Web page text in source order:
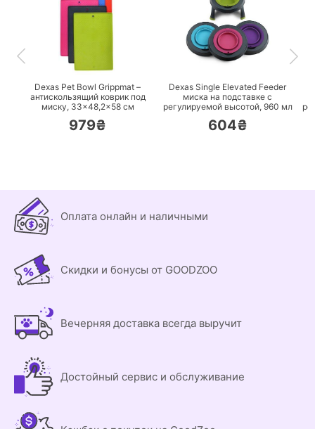
ПЕРЕЙТИ
Dexas Pet Bowl Grippmat –
антискользящий коврик под
миску, 33×48,2×58 см
979₴
ПЕРЕЙТИ
Dexas Single Elevated Feeder
миска на подставке с
регулируемой высотой, 960 мл
604₴
Оплата онлайн и наличными
Скидки и бонусы от GOODZOO
Вечерняя доставка всегда выручит
Достойный сервис и обслуживание